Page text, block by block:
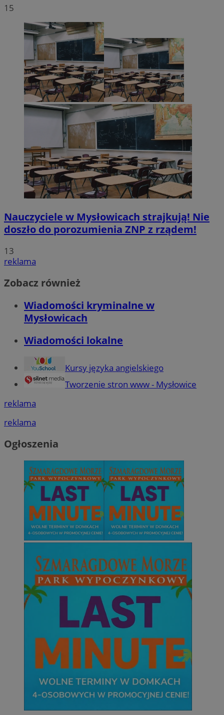
15
Nauczyciele w Mysłowicach strajkują! Nie
doszło do porozumienia ZNP z rządem!
13
reklama
Zobacz również
Wiadomości kryminalne w
Mysłowicach
Wiadomości lokalne
Kursy języka angielskiego
Tworzenie stron www - Mysłowice
reklama
reklama
Ogłoszenia